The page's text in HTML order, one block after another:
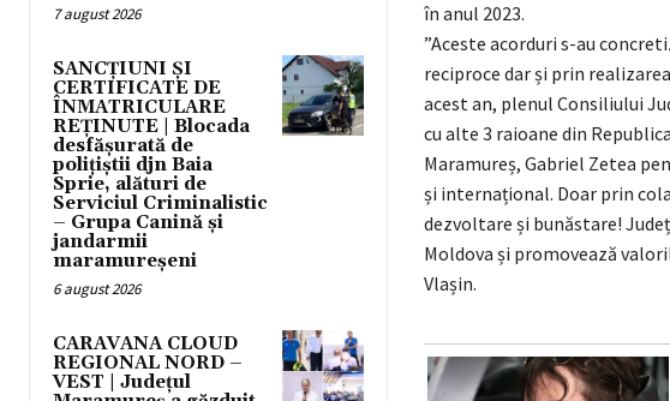
7 august 2026
SANCȚIUNI ȘI
CERTIFICATE DE
ÎNMATRICULARE
REȚINUTE | Blocada
desfășurată de
polițiștii djn Baia
Sprie, alături de
Serviciul Criminalistic
– Grupa Canină și
jandarmii
maramureșeni
6 august 2026
CARAVANA CLOUD
REGIONAL NORD –
VEST | Județul
în anul 2023.
”Aceste acorduri s-au
reciproce dar și prin
acest an, plenul Consiliului
cu alte 3 raioane din
Maramureș, Gabriel Zetea
și internațional. Doar prin
dezvoltare și bunăstare!
Moldova și promovează
Vlașin.